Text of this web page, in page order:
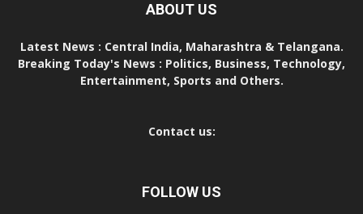
ABOUT US
Latest News : Central India, Maharashtra & Telangana.
Breaking Today's News : Politics, Business, Technology,
Entertainment, Sports and Others.
Contact us:
FOLLOW US